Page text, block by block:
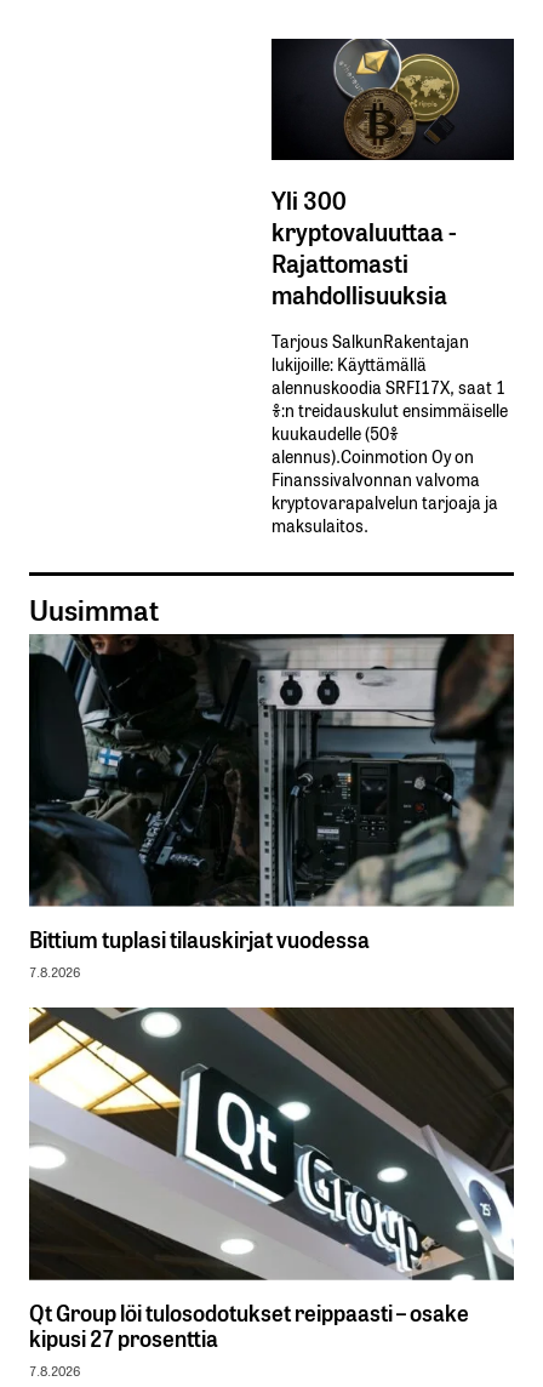
Yli 300
kryptovaluuttaa -
Rajattomasti
mahdollisuuksia
Tarjous SalkunRakentajan
lukijoille: Käyttämällä​ ​
alennuskoodia​ ​SRFI17X,​ ​saat​ ​1
%:n treidauskulut​ ​ensimmäiselle​ ​
kuukaudelle​ ​(50%​ ​
alennus).Coinmotion Oy on
Finanssivalvonnan valvoma
kryptovarapalvelun tarjoaja ja
maksulaitos.
Uusimmat
Bittium tuplasi tilauskirjat vuodessa
7.8.2026
Qt Group löi tulosodotukset reippaasti – osake
kipusi 27 prosenttia
7.8.2026